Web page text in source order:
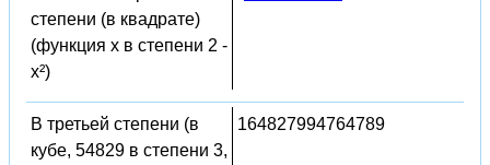
степени (в квадрате)
(функция x в степени 2 -
x²)
В третьей степени (в
кубе, 54829 в степени 3,
164827994764789